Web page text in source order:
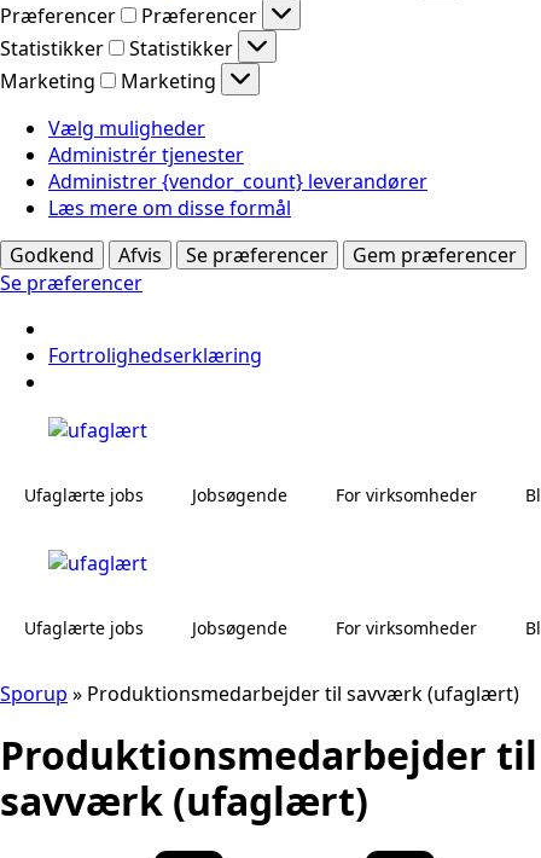
Præferencer
Præferencer
Statistikker
Statistikker
Marketing
Marketing
Vælg muligheder
Administrér tjenester
Administrer {vendor_count} leverandører
Læs mere om disse formål
Godkend
Afvis Se præferencer
Gem præferencer
Se præferencer
Fortrolighedserklæring
Ufaglærte jobs Jobsøgende For virksomheder
Ufaglærte jobs Jobsøgende For virksomheder
Sporup » Produktionsmedarbejder til savværk (ufaglært)
Produktionsmedarbejder til
savværk (ufaglært)